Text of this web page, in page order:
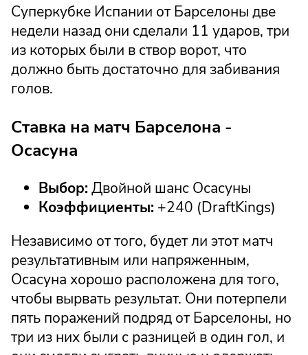
Суперкубке Испании от Барселоны две
недели назад они сделали 11 ударов, три
из которых были в створ ворот, что
должно быть достаточно для забивания
голов.
Ставка на матч Барселона -
Осасуна
Выбор: Двойной шанс Осасуны
Коэффициенты: +240 (DraftKings)
Независимо от того, будет ли этот матч
результативным или напряженным,
Осасуна хорошо расположена для того,
чтобы вырвать результат. Они потерпели
пять поражений подряд от Барселоны, но
три из них были с разницей в один гол, и